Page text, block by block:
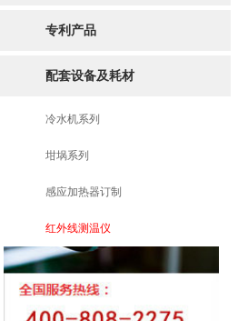
专利产品
配套设备及耗材
冷水机系列
坩埚系列
感应加热器订制
红外线测温仪